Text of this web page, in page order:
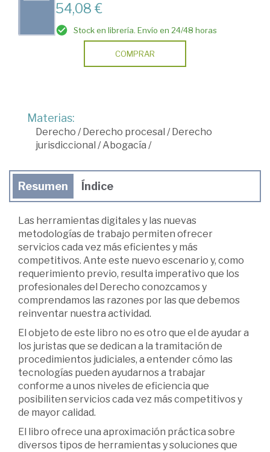
54,08 €
Stock en librería. Envío en 24/48 horas
COMPRAR
Materias:
Derecho /Derecho procesal /Derecho
jurisdiccional /Abogacía /
Resumen Índice
Las herramientas digitales y las nuevas
metodologías de trabajo permiten ofrecer
servicios cada vez más eficientes y más
competitivos. Ante este nuevo escenario y, como
requerimiento previo, resulta imperativo que los
profesionales del Derecho conozcamos y
comprendamos las razones por las que debemos
reinventar nuestra actividad.
El objeto de este libro no es otro que el de ayudar a
los juristas que se dedican a la tramitación de
procedimientos judiciales, a entender cómo las
tecnologías pueden ayudarnos a trabajar
conforme a unos niveles de eficiencia que
posibiliten servicios cada vez más competitivos y
de mayor calidad.
El libro ofrece una aproximación práctica sobre
diversos tipos de herramientas y soluciones que